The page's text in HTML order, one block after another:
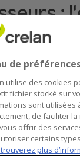
:
et
pénuries
avec plaisir
de
utilise des cookies
fichier stocké sur
sont utilisées
de faciliter
offrir des
certains
plus